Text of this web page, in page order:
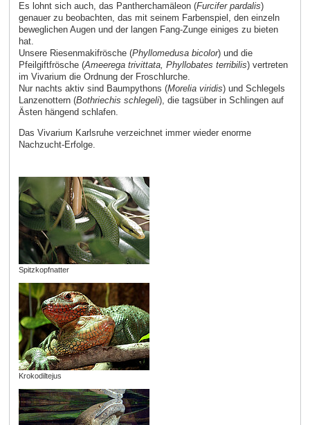
Es lohnt sich auch, das Pantherchamäleon (Furcifer pardalis)
genauer zu beobachten, das mit seinem Farbenspiel, den einzeln
beweglichen Augen und der langen Fang-Zunge einiges zu bieten
hat.
Unsere Riesenmakifrösche (Phyllomedusa bicolor) und die
Pfeilgiftfrösche (Ameerega trivittata, Phyllobates terribilis) vertreten
im Vivarium die Ordnung der Froschlurche.
Nur nachts aktiv sind Baumpythons (Morelia viridis) und Schlegels
Lanzenottern (Bothriechis schlegeli), die tagsüber in Schlingen auf
Ästen hängend schlafen.
Das Vivarium Karlsruhe verzeichnet immer wieder enorme
Nachzucht-Erfolge.
Spitzkopfnatter
Krokodiltejus